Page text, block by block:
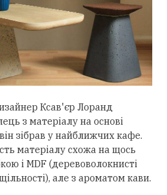
Ксав'єр Лоранд
з матеріалу на основі
зібрав у найближчих кафе.
матеріалу схожа на щось
і MDF (деревоволокнисті
але з ароматом кави.